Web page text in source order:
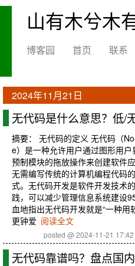
山有木兮木
博客园 首页 联系
2024年11月21日
无代码是什么意思？低/
摘要： 无代码的定义 无代码（
e）是一种允许用户通过图形用户
预制模块的拖放操作来创建软件
无需编写传统的计算机编程代码
式。无代码开发是软件开发技术
践，可以减少管理信息系统建设
血地指出无代码开发就是“一种用
更钟爱 阅读全文
posted @ 2024-11-21
无代码靠谱吗？盘点国